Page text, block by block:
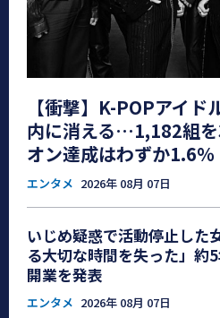
【衝撃】K-POPアイ
内に消える…1,182組
オン達成はわずか1.6％
エンタメ 2026年 08月 07日
いじめ疑惑で活動停止し
る大切な時間を失った」約
開業を発表
エンタメ 2026年 08月 07日